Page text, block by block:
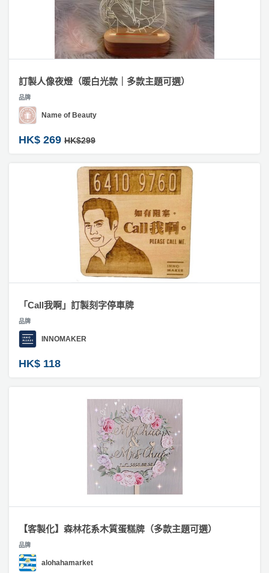
訂製人像夜燈（暖白光款｜多款主題可選）
品牌
Name of Beauty
HK$ 269 HK$299
「Call我啊」訂製刻字停車牌
品牌
INNOMAKER
HK$ 118
【客製化】森林花系木質蛋糕牌（多款主題可選）
品牌
alohahamarket